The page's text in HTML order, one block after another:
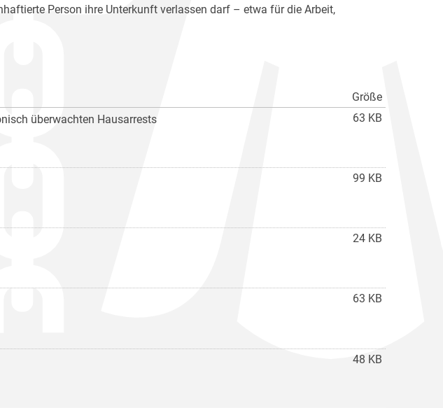
Person ihre Unterkunft verlassen darf – etwa für die Arbeit,
Größe
63 KB
überwachten Hausarrests
99 KB
24 KB
63 KB
48 KB